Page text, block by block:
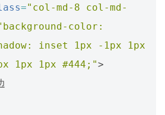
="col-md-8 col-md-
color:
inset 1px -1px 1px
1px 1px #444;">